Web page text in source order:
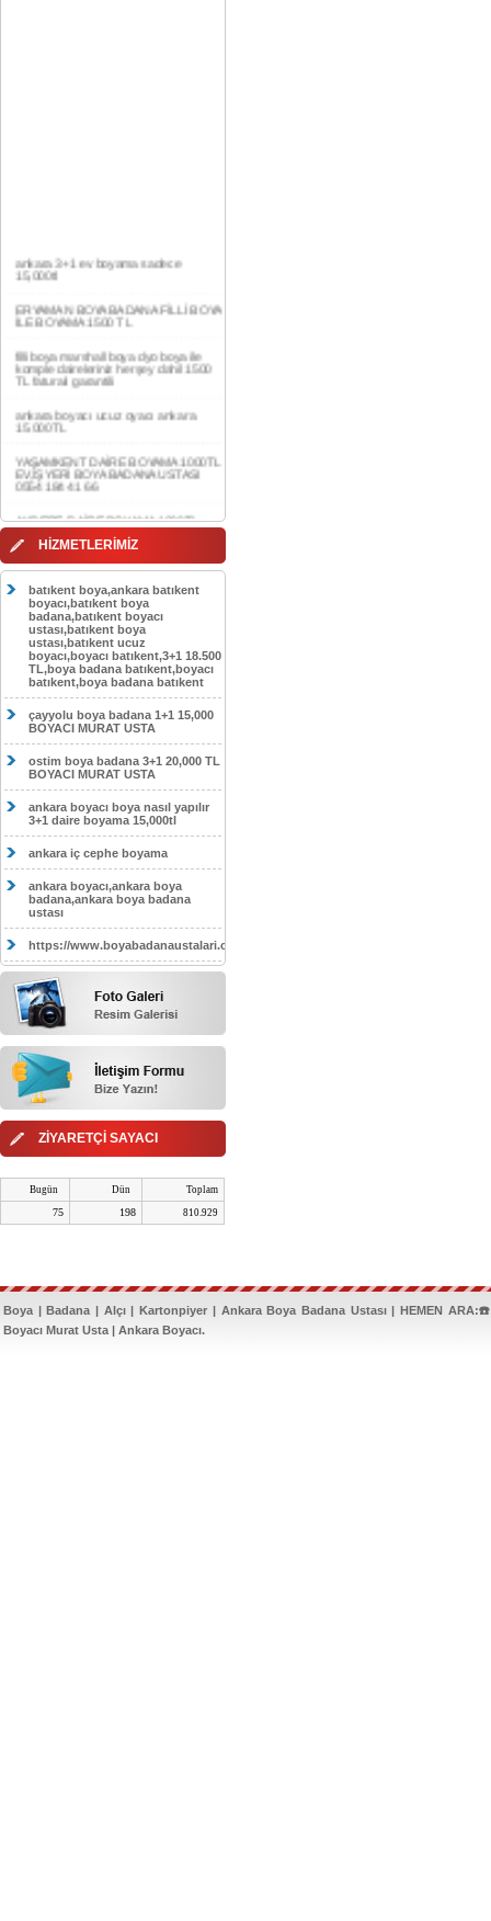
ERYAMAN BOYA BADANA FİLLİ BOYA
İLE BOYAMA 1500 TL
filli boya marshall boya dyo boya ile
komple daireleriniz herşey dahil 1500
ankara boyacı ucuz oyacı ankara
15.000TL
YAŞAMKENT DAİRE BOYAMA 1000TL
EV,İŞYERİ BOYA BADANA USTASI
AKDERE DAİRE BOYAMA 1000TL
EV,İŞYERİ BOYA BADANA USTASI
CEBECİ DAİRE BOYAMA 1000TL
EV,İŞYERİ BOYA BADANA USTASI
0554 184 41 66
HASKÖY DAİRE BOYAMA 1000TL
EV,İŞYERİ BOYA BADANA USTASI
0554 184 41 66
GÖLBAŞI DAİRE BOYAMA 1000TL
EV,İŞYERİ BOYA BADANA USTASI
0554 184 41 66
SOKULLU DAİRE BOYAMA 1000TL
EV,İŞYERİ BOYA BADANA USTASI
0554 184 41 66
HİZMETLERİMİZ
batıkent boya,ankara batıkent
boyacı,batıkent boya
badana,batıkent boyacı
ustası,batıkent boya
ustası,batıkent ucuz
boyacı,boyacı batıkent,3+1 18.500
TL,boya badana batıkent,boyacı
batıkent,boya badana batıkent
çayyolu boya badana 1+1 15,000
BOYACI MURAT USTA
ostim boya badana 3+1 20,000 TL
BOYACI MURAT USTA
ankara boyacı boya nasıl yapılır
3+1 daire boyama 15,000tl
ankara iç cephe boyama
ankara boyacı,ankara boya
badana,ankara boya badana
ustası
https://www.boyabadanaustalari.com/
ZİYARETÇİ SAYACI
Bugün Dün Toplam
75 198 810.929
Boya | Badana | Alçı | Kartonpiyer | Ankara Boya Badana Ustası | HEMEN
Boyacı Murat Usta | Ankara Boyacı.